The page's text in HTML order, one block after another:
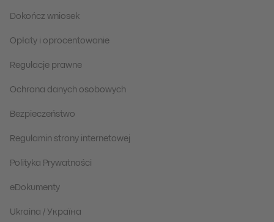
Dokończ wniosek
Opłaty i oprocentowanie
Regulacje prawne
Ochrona danych osobowych
Bezpieczeństwo
Regulamin strony internetowej
Polityka Prywatności
eDokumenty
Ukraina / Україна